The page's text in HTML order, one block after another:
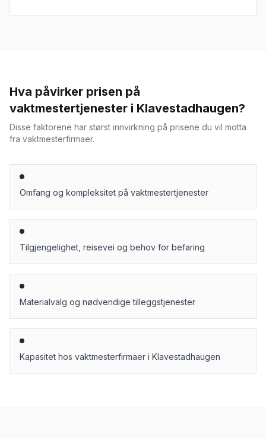
Hva påvirker prisen på
vaktmestertjenester i Klavestadhaugen?
Disse faktorene har størst innvirkning på prisene du vil motta
fra vaktmesterfirmaer.
Omfang og kompleksitet på vaktmestertjenester
Tilgjengelighet, reisevei og behov for befaring
Materialvalg og nødvendige tilleggstjenester
Kapasitet hos vaktmesterfirmaer i Klavestadhaugen